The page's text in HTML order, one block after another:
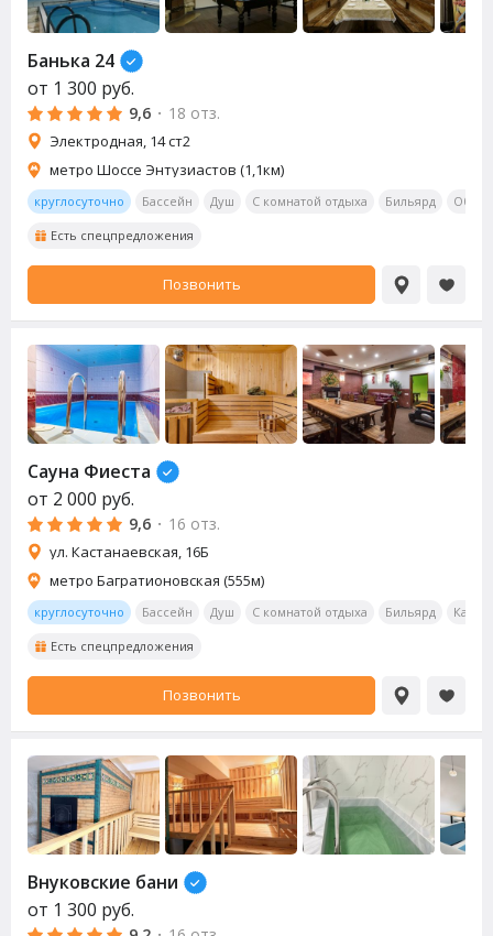
Банька 24
от 1 300 руб.
9,6 · 18 отз.
Электродная, 14 ст2
метро Шоссе Энтузиастов (1,1км)
круглосуточно Бассейн Душ С комнатой отдыха Бильярд
Есть спецпредложения
Позвонить
Сауна Фиеста
от 2 000 руб.
9,6 · 16 отз.
ул. Кастанаевская, 16Б
метро Багратионовская (555м)
круглосуточно Бассейн Душ С комнатой отдыха Бильярд
Есть спецпредложения
Позвонить
Внуковские бани
от 1 300 руб.